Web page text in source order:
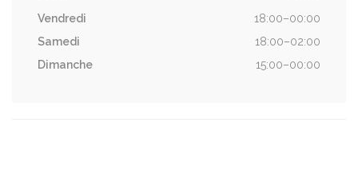
Vendredi
18:00–00:00
Samedi
18:00–02:00
Dimanche
15:00–00:00